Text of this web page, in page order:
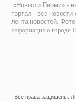
«Новости Перми» -
портал - все
лента новостей.
информации о городе
Все права защищены.